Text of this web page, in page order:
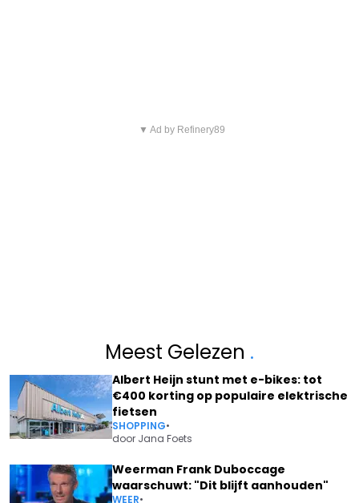
▼ Ad by Refinery89
Meest Gelezen .
Albert Heijn stunt met e-bikes: tot
€400 korting op populaire elektrische
fietsen
SHOPPING•
door Jana Foets
Weerman Frank Duboccage
waarschuwt: "Dit blijft aanhouden"
WEER•